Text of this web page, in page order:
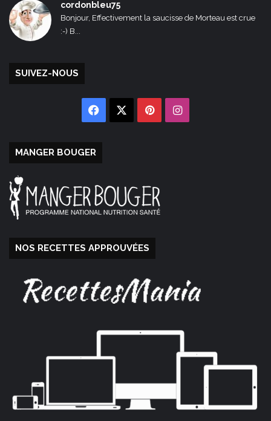
cordonbleu75
Bonjour, Effectivement la saucisse de Morteau est crue
:-) B...
SUIVEZ-NOUS
Facebook PinterestInstagram
MANGER BOUGER
NOS RECETTES APPROUVÉES